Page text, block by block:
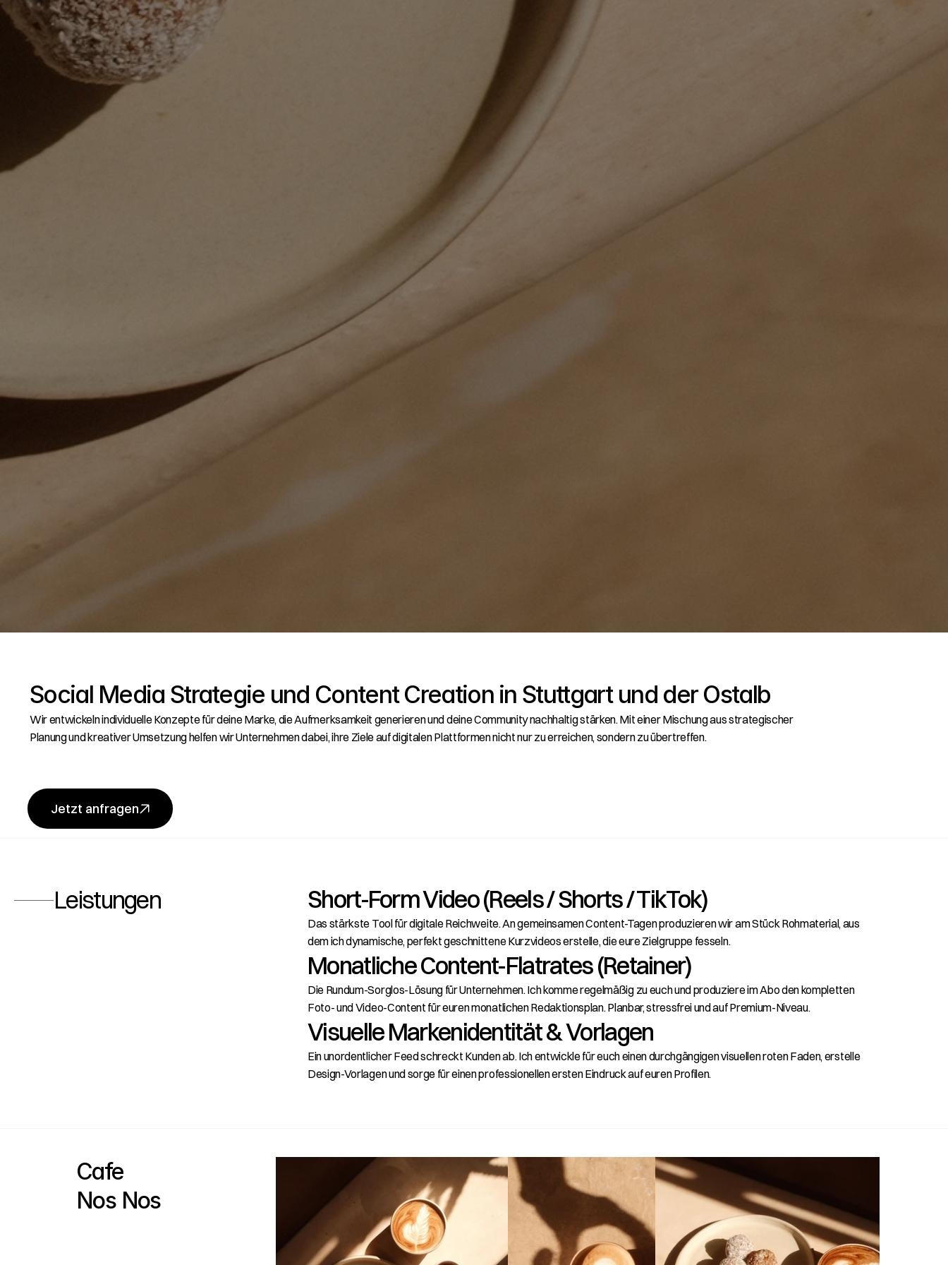
Social Media Strategie und Content Creation in Stuttgart und der Ostalb
Wir entwickeln individuelle Konzepte für deine Marke, die Aufmerksamkeit generieren und deine Community nachhaltig stärken. Mit einer Mischung aus strategischer
Planung und kreativer Umsetzung helfen wir Unternehmen dabei, ihre Ziele auf digitalen Plattformen nicht nur zu erreichen, sondern zu übertreffen.
Jetzt anfragen
Leistungen Short-Form Video (Reels / Shorts / TikTok)
Das stärkste Tool für digitale Reichweite. An gemeinsamen Content-Tagen produzieren wir am Stück Rohmaterial, aus
dem ich dynamische, perfekt geschnittene Kurzvideos erstelle, die eure Zielgruppe fesseln.
Monatliche Content-Flatrates (Retainer)
Die Rundum-Sorglos-Lösung für Unternehmen. Ich komme regelmäßig zu euch und produziere im Abo den kompletten
Foto- und Video-Content für euren monatlichen Redaktionsplan. Planbar, stressfrei und auf Premium-Niveau.
Visuelle Markenidentität & Vorlagen
Ein unordentlicher Feed schreckt Kunden ab. Ich entwickle für euch einen durchgängigen visuellen roten Faden, erstelle
Design-Vorlagen und sorge für einen professionellen ersten Eindruck auf euren Profilen.
Cafe
Nos Nos